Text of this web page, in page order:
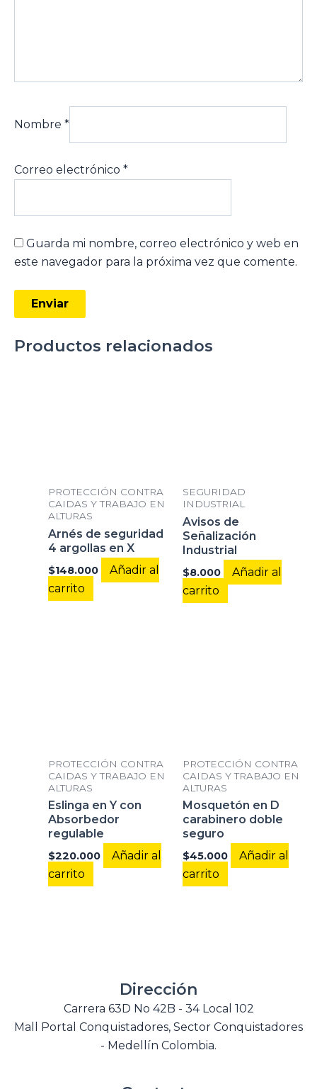
Nombre *
Correo electrónico *
Guarda mi nombre, correo electrónico y web en
este navegador para la próxima vez que comente.
Productos relacionados
PROTECCIÓN CONTRA
CAIDAS Y TRABAJO EN
ALTURAS
Arnés de seguridad
4 argollas en X
$148.000
Añadir al
carrito
SEGURIDAD
INDUSTRIAL
Avisos de
Señalización
Industrial
$8.000
Añadir al
carrito
PROTECCIÓN CONTRA
CAIDAS Y TRABAJO EN
ALTURAS
Eslinga en Y con
Absorbedor
regulable
$220.000
Añadir al
carrito
PROTECCIÓN CONTRA
CAIDAS Y TRABAJO EN
ALTURAS
Mosquetón en D
carabinero doble
seguro
$45.000
Añadir al
carrito
Dirección
Carrera 63D No 42B - 34 Local 102
Mall Portal Conquistadores, Sector Conquistadores
- Medellín Colombia.